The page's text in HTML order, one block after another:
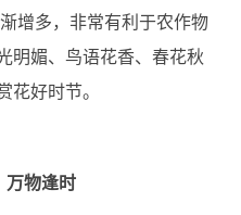
增多，非常有利于农作物
明媚、鸟语花香、春花秋
花好时节。
万物逢时